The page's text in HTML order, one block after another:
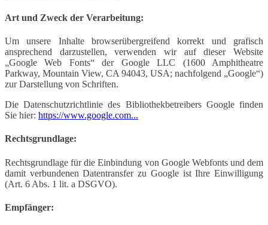
Art und Zweck der Verarbeitung:
Um unsere Inhalte browserübergreifend korrekt und grafisch
ansprechend darzustellen, verwenden wir auf dieser Website
„Google Web Fonts“ der Google LLC (1600 Amphitheatre
Parkway, Mountain View, CA 94043, USA; nachfolgend „Google“)
zur Darstellung von Schriften.
Die Datenschutzrichtlinie des Bibliothekbetreibers Google finden
Sie hier: https://www.google.com...
Rechtsgrundlage:
Rechtsgrundlage für die Einbindung von Google Webfonts und dem
damit verbundenen Datentransfer zu Google ist Ihre Einwilligung
(Art. 6 Abs. 1 lit. a DSGVO).
Empfänger: